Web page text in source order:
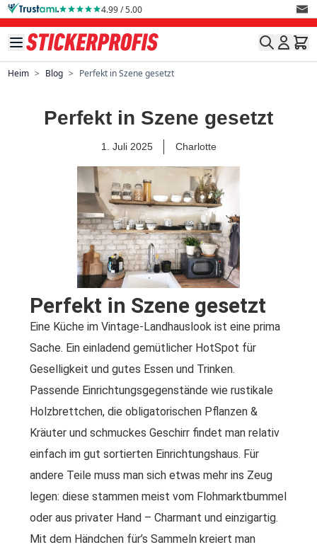
Direkt zum Inhalt 4.99 / 5.00
Heim > Blog > Perfekt in Szene gesetzt
Perfekt in Szene gesetzt
1. Juli 2025 Charlotte
Perfekt in Szene gesetzt
Eine Küche im Vintage-Landhauslook ist eine prima
Sache. Ein einladend gemütlicher HotSpot für
Geselligkeit und gutes Essen und Trinken.
Passende Einrichtungsgegenstände wie rustikale
Holzbrettchen, die obligatorischen Pflanzen &
Kräuter und schmuckes Geschirr findet man relativ
einfach im gut sortierten Einrichtungshaus. Für
andere Teile muss man sich etwas mehr ins Zeug
legen: diese stammen meist vom Flohmarktbummel
oder aus privater Hand – Charmant und einzigartig.
Mit dem Händchen für’s Sammeln kreiert man